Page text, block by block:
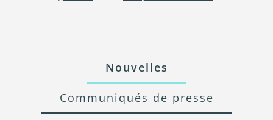
Nouvelles
Communiqués de presse